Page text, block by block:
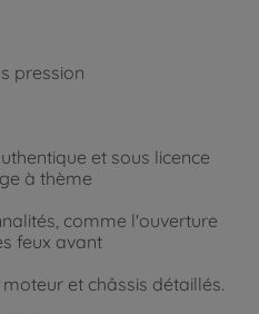
pression
et sous licence
à thème
comme l'ouverture
feux avant
et châssis détaillés.